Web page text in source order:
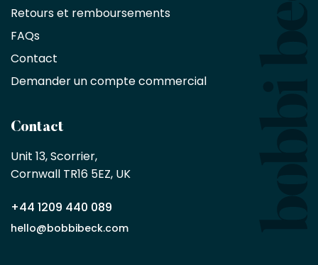
exclusive
de
%
sur
sans
minimum
en
partenaire
commercial
Retours et remboursements
FAQs
Contact
Demander un compte commercial
Contact
Unit 13, Scorrier,
Cornwall TR16 5EZ, UK
+44 1209 440 089
hello@bobbibeck.com